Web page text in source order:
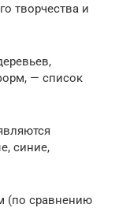
творчества и
— список
синие,
(по сравнению